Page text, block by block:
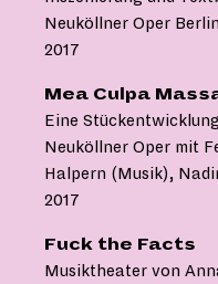
Neuköllner Oper
2017
Mea Culpa
Eine
Neuköllner Oper mit
Halpern (Musik),
2017
Fuck the Facts
Musiktheater von